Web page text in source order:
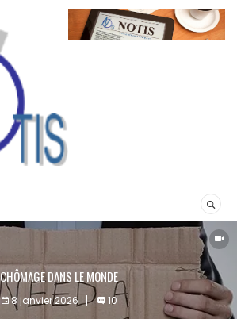
CHÔMAGE DANS LE MONDE
8 janvier 2026 10